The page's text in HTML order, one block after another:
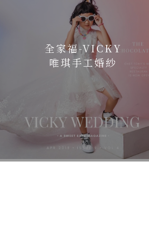
全家福-VICKY
唯琪手工婚紗